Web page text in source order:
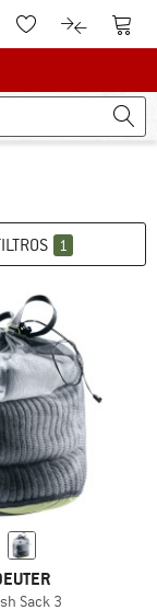
de cliente
A la lista de
A la A la
1
Sack 3